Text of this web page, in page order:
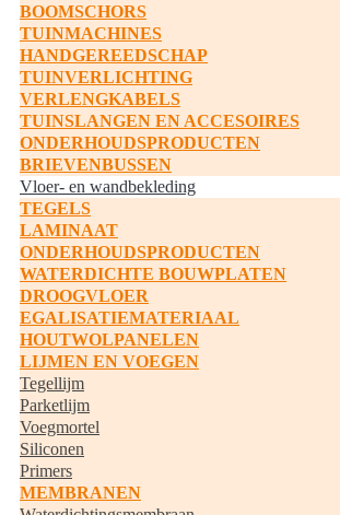
BOOMSCHORS
TUINMACHINES
HANDGEREEDSCHAP
TUINVERLICHTING
VERLENGKABELS
TUINSLANGEN EN ACCESOIRES
ONDERHOUDSPRODUCTEN
BRIEVENBUSSEN
Vloer- en wandbekleding
TEGELS
LAMINAAT
ONDERHOUDSPRODUCTEN
WATERDICHTE BOUWPLATEN
DROOGVLOER
EGALISATIEMATERIAAL
HOUTWOLPANELEN
LIJMEN EN VOEGEN
Tegellijm
Parketlijm
Voegmortel
Siliconen
Primers
MEMBRANEN